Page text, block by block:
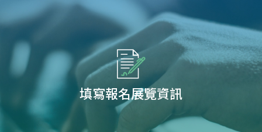
填寫報名展覽資訊